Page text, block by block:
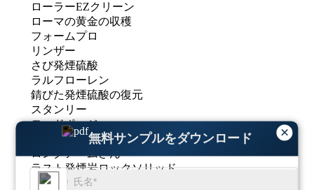
×
無料サンプルをダウンロード
ローラーEZクリーン
ローマの黄金の収穫
フォームプロ
リンザー
さび発煙硫酸
ラルフローレン
錆びた発煙硫酸の復元
スタンリー
モッドポッジ
リョービ
ロングアームさん
ラスト発煙岩ロックソリッド
シュールライン